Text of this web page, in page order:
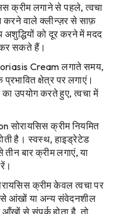
क्रीम लगाने से पहले, त्वचा
करने वाले क्लीन्ज़र से साफ़
को दूर करने में मदद
सकते हैं।
Cream लगाते समय,
क्षेत्र पर लगाएं।
उपयोग करते हुए, त्वचा में
सोरायसिस क्रीम नियमित
है। स्वस्थ, हाइड्रेटेड
बार क्रीम लगाएं, या
क्रीम केवल त्वचा पर
आंखों या अन्य संवेदनशील
आँखों से संपर्क होता है, तो